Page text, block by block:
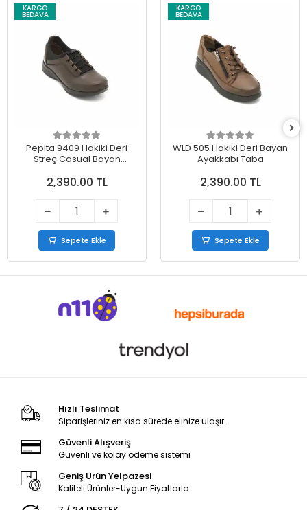
KARGO
BEDAVA
Pepita 9409 Hakiki Deri
Streç Casual Bayan
2,390.00 TL
Sepete Ekle
KARGO
BEDAVA
WLD 505 Hakiki Deri Bayan
Ayakkabı Taba
2,390.00 TL
Sepete Ekle
Hızlı Teslimat
Siparişleriniz en kısa sürede elinize ulaşır.
Güvenli Alışveriş
Güvenli ve kolay ödeme sistemi
Geniş Ürün Yelpazesi
Kaliteli Ürünler-Uygun Fiyatlarla